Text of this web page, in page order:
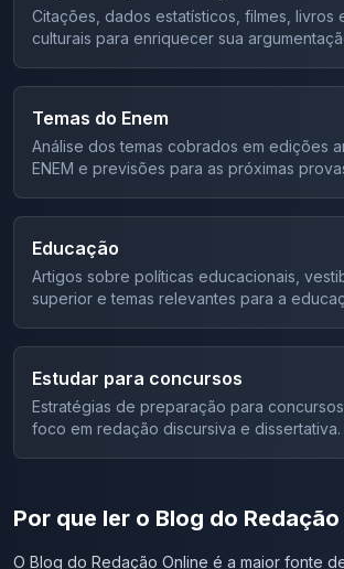
Citações, dados estatísticos, filmes, livros
culturais para enriquecer sua
Temas do Enem
Análise dos temas cobrados em edições
ENEM e previsões para as próximas
Educação
Artigos sobre políticas educacionais,
superior e temas relevantes para a
Estudar para concursos
Estratégias de preparação para
foco em redação discursiva e dissertativa.
Por que ler o Blog do Redação
O Blog do Redação Online é a maior fonte